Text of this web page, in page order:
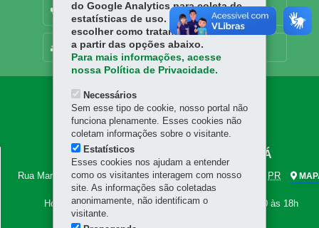
MAPA DO SITE
OUVIDORIA
Navegação
principal
LOTERIAS DO ESTADO DO PARANÁ
Rua Marechal Deodoro, 950 - Centro-80060-010-Curitiba PR
(41) 4009-3750
Horário de Atendimento: das 8h30 às 12h e das 13h30 às 18h
do Google Analytics para coleta de
estatísticas de uso. Você pode
escolher como tratamos os cookies
a partir das opções abaixo.
Para mais informações, acesse
nossa Política de Privacidade.
Necessários
Sem esse tipo de cookie, nosso portal não
funciona plenamente. Esses cookies não
coletam informações sobre o visitante.
Estatísticos
Esses cookies nos ajudam a entender
como os visitantes interagem com nosso
site. As informações são coletadas
anonimamente, não identificam o
visitante.